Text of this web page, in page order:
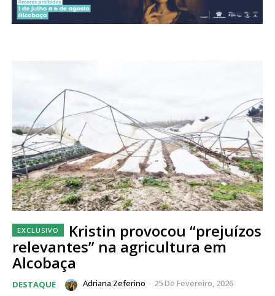
Kristin provocou “prejuízos
relevantes” na agricultura em
Alcobaça
DESTAQUE Adriana Zeferino - 25 De Fevereiro, 2026